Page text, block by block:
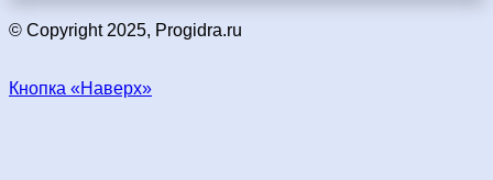
© Copyright 2025, Progidra.ru
Кнопка «Наверх»